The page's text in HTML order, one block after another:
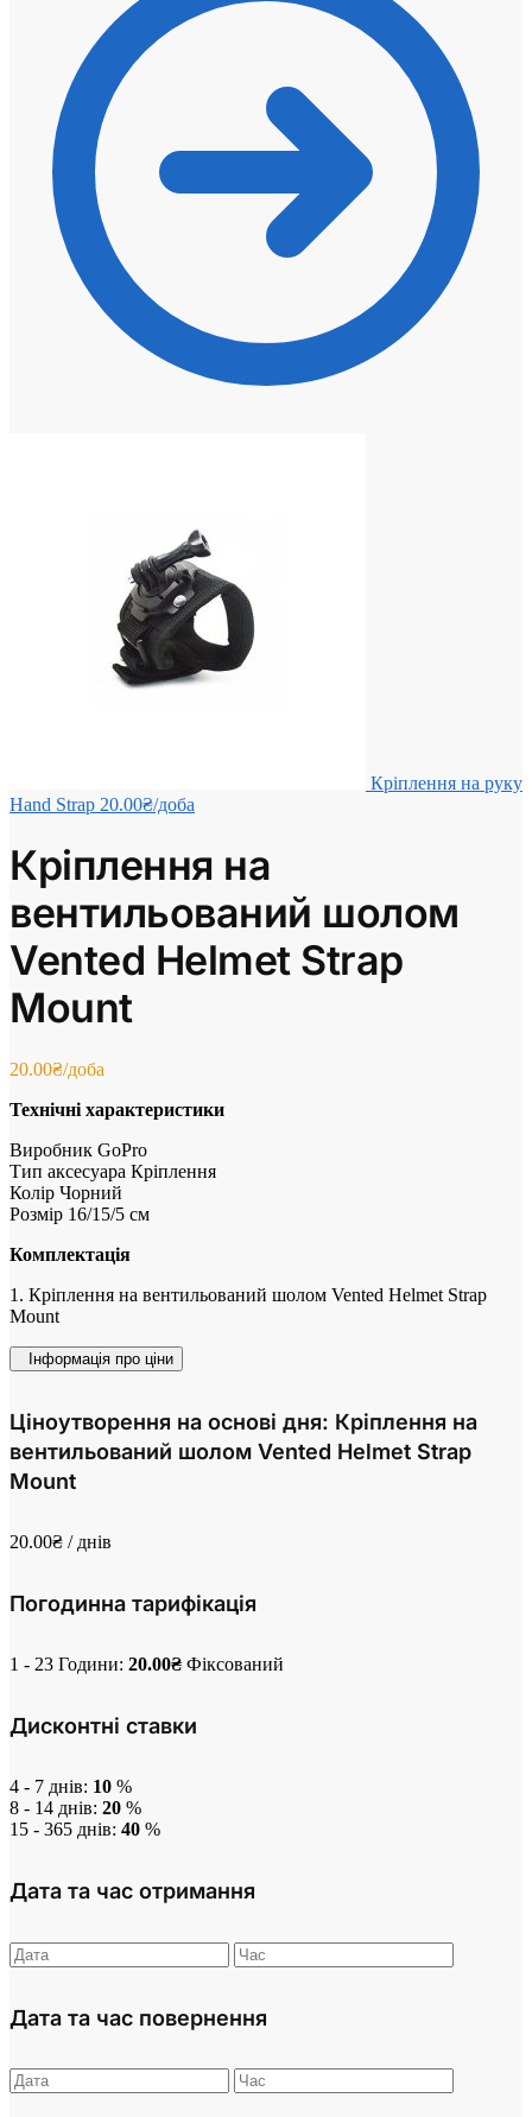
Кріплення на руку
Hand Strap 20.00₴/доба
Кріплення на
вентильований шолом
Vented Helmet Strap
Mount
20.00₴/доба
Технічні характеристики
Виробник GoPro
Тип аксесуара Кріплення
Колір Чорний
Розмір 16/15/5 см
Комплектація
1. Кріплення на вентильований шолом Vented Helmet Strap
Mount
Інформація про ціни
Ціноутворення на основі дня: Кріплення на
вентильований шолом Vented Helmet Strap
Mount
20.00₴ / днів
Погодинна тарифікація
1 - 23 Години: 20.00₴ Фіксований
Дисконтні ставки
4 - 7 днів: 10 %
8 - 14 днів: 20 %
15 - 365 днів: 40 %
Дата та час отримання
Дата та час повернення